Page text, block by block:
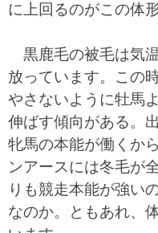
に上回るのがこの体形
黒鹿毛の被毛は気
放っています。この
やさないように牡馬
伸ばす傾向がある。
牝馬の本能が働くか
ンアースには冬毛が
りも競走本能が強い
なのか。ともあれ、